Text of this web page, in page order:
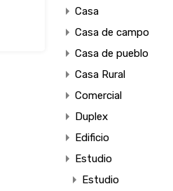
Casa
Casa de campo
Casa de pueblo
Casa Rural
Comercial
Duplex
Edificio
Estudio
Estudio